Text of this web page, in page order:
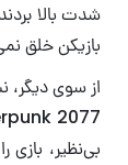
شدت بالا
بازیکن خلق
از سوی دیگر،
بی‌نظیر،